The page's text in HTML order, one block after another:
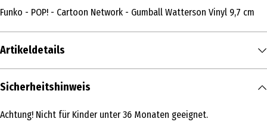
Funko - POP! - Cartoon Network - Gumball Watterson Vinyl 9,7 cm
Artikeldetails
Inhalt
Produkttyp
Sicherheitshinweis
Achtung! Nicht für Kinder unter 36 Monaten geeignet.